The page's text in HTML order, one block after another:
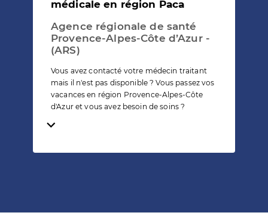
médicale en région Paca
Agence régionale de santé
Provence-Alpes-Côte d’Azur -
(ARS)
Vous avez contacté votre médecin traitant
mais il n'est pas disponible ? Vous passez vos
vacances en région Provence-Alpes-Côte
d'Azur et vous avez besoin de soins ?
Temps de lecture